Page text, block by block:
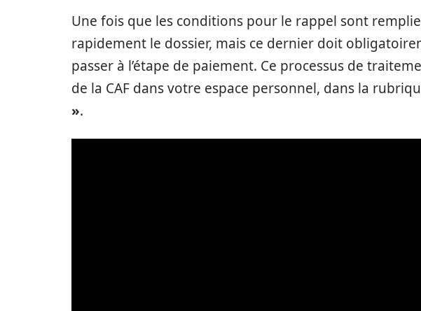
Une fois que les conditions pour le rappel sont
rapidement le dossier, mais ce dernier doit
passer à l’étape de paiement. Ce processus de
de la CAF dans votre espace personnel, dans la
».